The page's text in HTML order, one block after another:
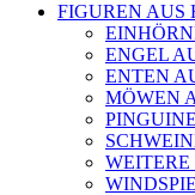
FIGUREN AUS
ENGEL
ENTEN
MÖWEN